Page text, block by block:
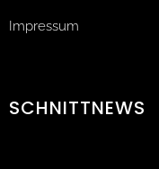
Impressum
SCHNITTNEWS